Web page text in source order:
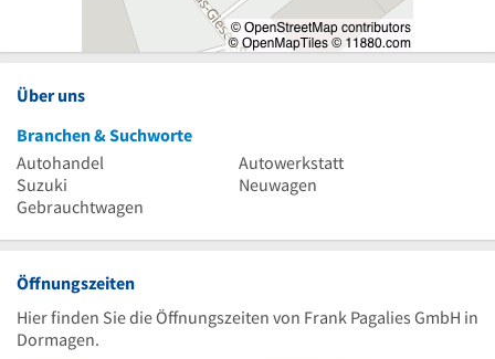
Über uns
Branchen & Suchworte
Autohandel
Autowerkstatt
Suzuki
Neuwagen
Gebrauchtwagen
Öffnungszeiten
Hier finden Sie die Öffnungszeiten von Frank Pagalies GmbH in
Dormagen.